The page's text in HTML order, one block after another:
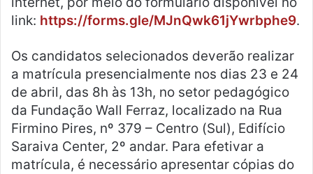
link: https://forms.gle/MJnQwk61jYwrbphe9.
Os candidatos selecionados deverão realizar
a matrícula presencialmente nos dias 23 e 24
de abril, das 8h às 13h, no setor pedagógico
da Fundação Wall Ferraz, localizado na Rua
Firmino Pires, nº 379 – Centro (Sul), Edifício
Saraiva Center, 2º andar. Para efetivar a
matrícula, é necessário apresentar cópias do